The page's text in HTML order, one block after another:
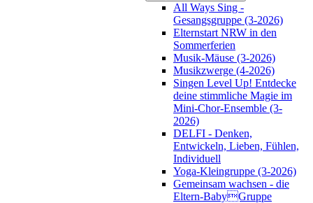
All Ways Sing -
Gesangsgruppe (3-2026)
Elternstart NRW in den
Sommerferien
Musik-Mäuse (3-2026)
Musikzwerge (4-2026)
Singen Level Up! Entdecke
deine stimmliche Magie im
Mini-Chor-Ensemble (3-
2026)
DELFI - Denken,
Entwickeln, Lieben, Fühlen,
Individuell
Yoga-Kleingruppe (3-2026)
Gemeinsam wachsen - die
Eltern-BabyGruppe